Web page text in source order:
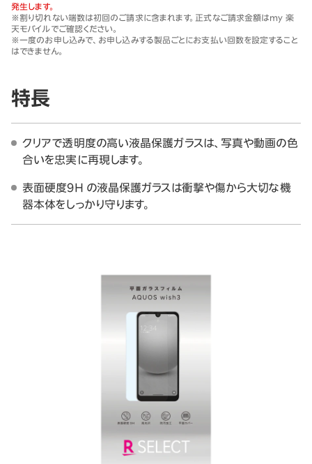
発生します。
※割り切れない端数は初回のご請求に含まれます。正式なご請求金額はmy 楽
天モバイルでご確認ください。
※一度のお申し込みで、お申し込みする製品ごとにお支払い回数を設定すること
はできません。
特長
クリアで透明度の高い液晶保護ガラスは、写真や動画の色
合いを忠実に再現します。
表面硬度9H の液晶保護ガラスは衝撃や傷から大切な機
器本体をしっかり守ります。